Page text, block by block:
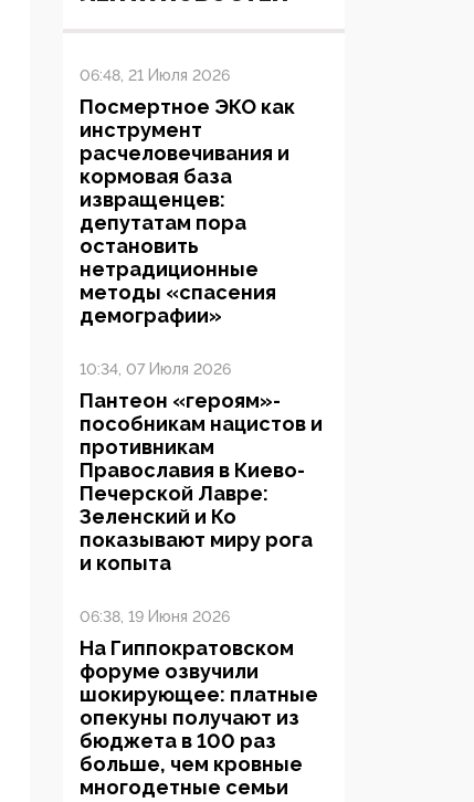
06:48, 21 Июля 2026
Посмертное ЭКО как
инструмент
расчеловечивания и
кормовая база
извращенцев:
депутатам пора
остановить
нетрадиционные
методы «спасения
демографии»
10:34, 07 Июля 2026
Пантеон «героям»-
пособникам нацистов и
противникам
Православия в Киево-
Печерской Лавре:
Зеленский и Ко
показывают миру рога
и копыта
06:38, 19 Июня 2026
На Гиппократовском
форуме озвучили
шокирующее: платные
опекуны получают из
бюджета в 100 раз
больше, чем кровные
многодетные семьи